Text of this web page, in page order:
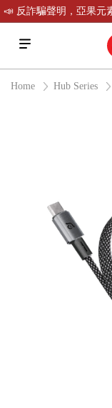
📣 反詐騙聲明，亞果元
可致電(02)-
Home Hub Series